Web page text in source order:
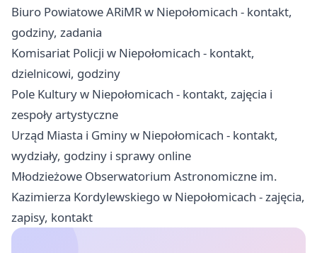
Biuro Powiatowe ARiMR w Niepołomicach - kontakt,
godziny, zadania
Komisariat Policji w Niepołomicach - kontakt,
dzielnicowi, godziny
Pole Kultury w Niepołomicach - kontakt, zajęcia i
zespoły artystyczne
Urząd Miasta i Gminy w Niepołomicach - kontakt,
wydziały, godziny i sprawy online
Młodzieżowe Obserwatorium Astronomiczne im.
Kazimierza Kordylewskiego w Niepołomicach - zajęcia,
zapisy, kontakt